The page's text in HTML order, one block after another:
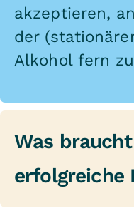
akzeptieren,
der
Alkohol fern
Was
erfolgreiche